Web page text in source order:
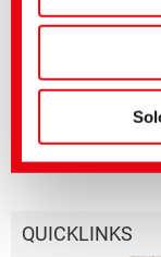
Médias associés
Textile Solutions
QUICKLINKS